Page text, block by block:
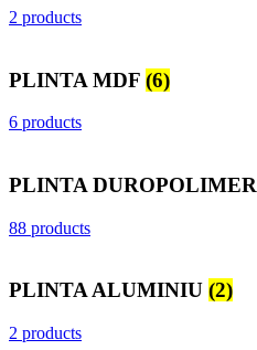
2 products
PLINTA MDF (6)
6 products
PLINTA DUROPOLIMER
88 products
PLINTA ALUMINIU (2)
2 products